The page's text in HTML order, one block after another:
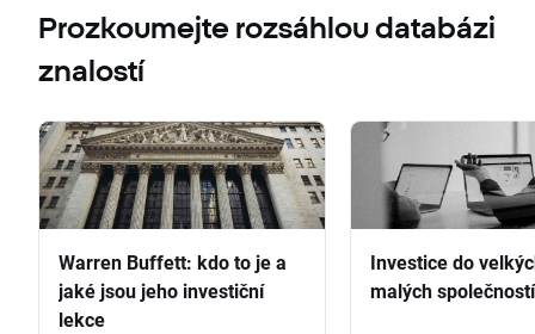
Prozkoumejte rozsáhlou databázi
znalostí
Warren Buffett: kdo to je a
jaké jsou jeho investiční
lekce
Investice do
malých společností